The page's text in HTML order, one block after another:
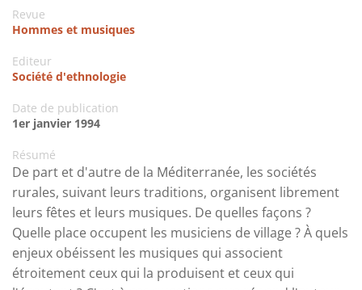
Revue
Hommes et musiques
Editeur
Société d'ethnologie
Date de publication
1er janvier 1994
Résumé
De part et d'autre de la Méditerranée, les sociétés
rurales, suivant leurs traditions, organisent librement
leurs fêtes et leurs musiques. De quelles façons ?
Quelle place occupent les musiciens de village ? À quels
enjeux obéissent les musiques qui associent
étroitement ceux qui la produisent et ceux qui